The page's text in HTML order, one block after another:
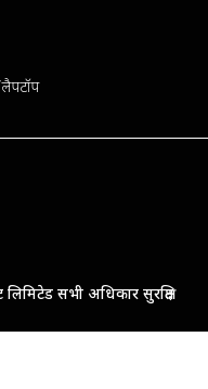
सभी अधिकार सुरक्षित